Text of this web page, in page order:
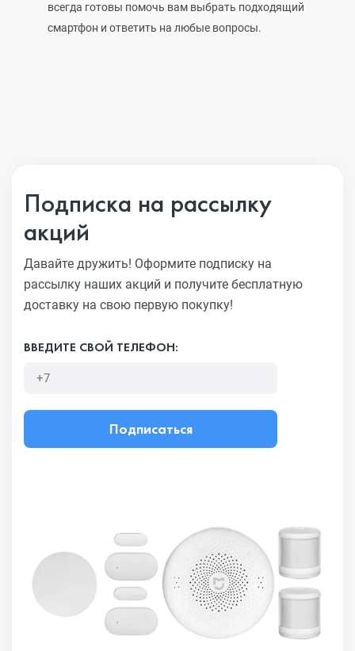
всегда готовы помочь вам выбрать подходящий
смартфон и ответить на любые вопросы.
Подписка на рассылку
акций
Давайте дружить! Оформите подписку на
рассылку наших акций и получите бесплатную
доставку на свою первую покупку!
ВВЕДИТЕ СВОЙ ТЕЛЕФОН:
Подписаться